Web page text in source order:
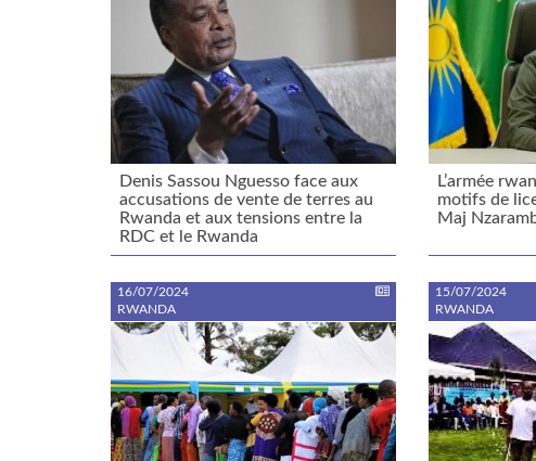
Denis Sassou Nguesso face aux
accusations de vente de terres au
Rwanda et aux tensions entre la
RDC et le Rwanda
L’armée
motifs de
Maj
16/07/2024
RWANDA
15/07/2024
RWANDA